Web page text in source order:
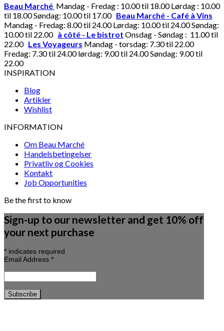
Beau Marché Mandag - Fredag : 10.00 til 18.00 Lørdag : 10.00
til 18.00 Søndag: 10.00 til 17.00 Beau Marché - Café à Vins
Mandag - Fredag: 8.00 til 24.00 Lørdag: 10.00 til 24.00 Søndag:
10.00 til 22.00 à côté - Le bistrot Onsdag - Søndag : 11.00 til
22.00 Les Voyageurs Mandag - torsdag: 7.30 til 22.00
Fredag: 7.30 til 24.00 lørdag: 9.00 til 24.00 Søndag: 9.00 til
22.00
INSPIRATION
Blog
Artikler
Wishlist
INFORMATION
Om Beau Marché
Handelsbetingelser
Privatliv og Cookies
Kontakt
Job Opportunities
Be the first to know
Sign-up to our newsletter and get 10% off
your next purchase
* indicates required
Email Address *